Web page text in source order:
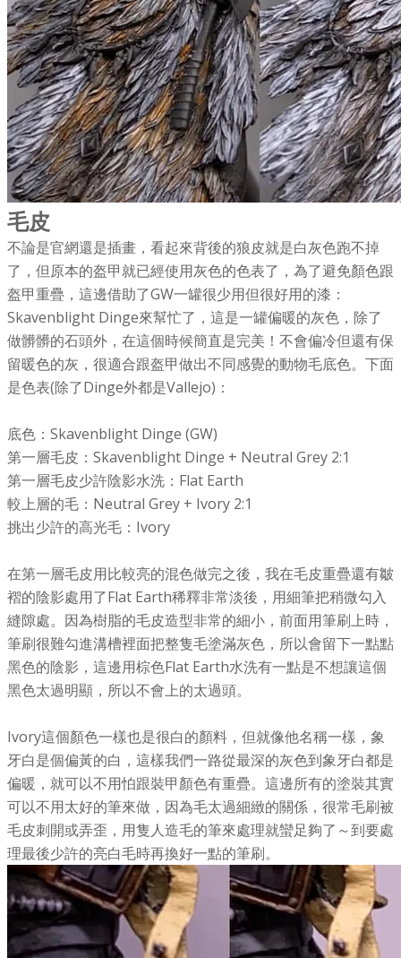
毛皮
不論是官網還是插畫，看起來背後的狼皮就是白灰色跑不掉
了，但原本的盔甲就已經使用灰色的色表了，為了避免顏色跟
盔甲重疊，這邊借助了GW一罐很少用但很好用的漆：
Skavenblight Dinge來幫忙了，這是一罐偏暖的灰色，除了
做髒髒的石頭外，在這個時候簡直是完美！不會偏冷但還有保
留暖色的灰，很適合跟盔甲做出不同感覺的動物毛底色。下面
是色表(除了Dinge外都是Vallejo)：
底色：Skavenblight Dinge (GW)
第一層毛皮：Skavenblight Dinge + Neutral Grey 2:1
第一層毛皮少許陰影水洗：Flat Earth
較上層的毛：Neutral Grey + Ivory 2:1
挑出少許的高光毛：Ivory
在第一層毛皮用比較亮的混色做完之後，我在毛皮重疊還有皺
褶的陰影處用了Flat Earth稀釋非常淡後，用細筆把稍微勾入
縫隙處。因為樹脂的毛皮造型非常的細小，前面用筆刷上時，
筆刷很難勾進溝槽裡面把整隻毛塗滿灰色，所以會留下一點點
黑色的陰影，這邊用棕色Flat Earth水洗有一點是不想讓這個
黑色太過明顯，所以不會上的太過頭。
Ivory這個顏色一樣也是很白的顏料，但就像他名稱一樣，象
牙白是個偏黃的白，這樣我們一路從最深的灰色到象牙白都是
偏暖，就可以不用怕跟裝甲顏色有重疊。這邊所有的塗裝其實
可以不用太好的筆來做，因為毛太過細緻的關係，很常毛刷被
毛皮刺開或弄歪，用隻人造毛的筆來處理就蠻足夠了～到要處
理最後少許的亮白毛時再換好一點的筆刷。